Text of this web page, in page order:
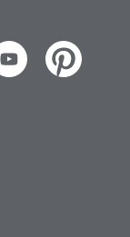
Pinterest